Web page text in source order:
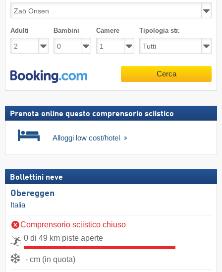
Adulti Bambini Camere Tipologia str.
Cerca
Prenota online questo comprensorio sciistico
Alloggi low cost/hotel
Bollettini neve
Obereggen
Italia
Comprensorio sciistico chiuso
0 di 49 km piste aperte
- cm (in quota)